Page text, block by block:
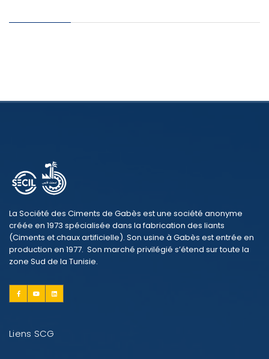
La Société des Ciments de Gabès est une société anonyme
créée en 1973 spécialisée dans la fabrication des liants
(Ciments et chaux artificielle). Son usine à Gabès est entrée en
production en 1977. Son marché privilégié s’étend sur toute la
zone Sud de la Tunisie.
Liens SCG